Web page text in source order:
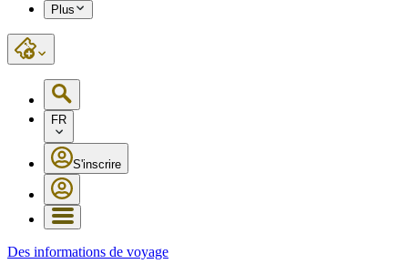
Plus
FR
S'inscrire
Des informations de voyage